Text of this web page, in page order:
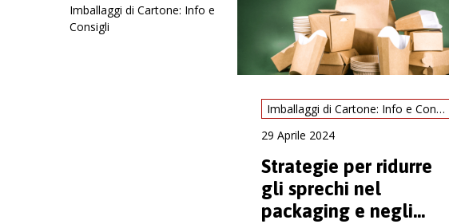
Imballaggi di Cartone: Info e
Consigli
Imballaggi di Cartone: Info e Consigli
29 Aprile 2024
Strategie per ridurre
gli sprechi nel
packaging e negli